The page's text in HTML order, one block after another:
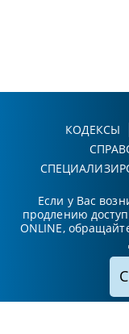
КОДЕКСЫ
Если у Вас
продлению
ONLINE,